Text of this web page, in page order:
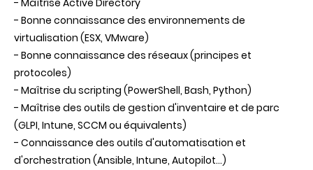
- Maîtrise Active Directory
- Bonne connaissance des environnements de
virtualisation (ESX, VMware)
- Bonne connaissance des réseaux (principes et
protocoles)
- Maîtrise du scripting (PowerShell, Bash, Python)
- Maîtrise des outils de gestion d'inventaire et de parc
(GLPI, Intune, SCCM ou équivalents)
- Connaissance des outils d'automatisation et
d'orchestration (Ansible, Intune, Autopilot…)